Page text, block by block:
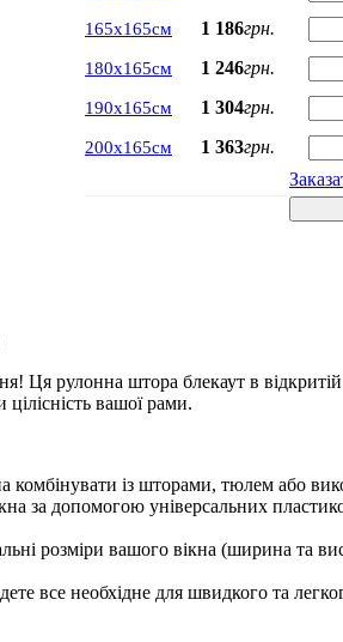
165х165см 1 186грн.
180х165см 1 246грн.
190х165см 1 304грн.
200х165см 1 363грн.
Ця рулонна штора блекаут в
вашої рами.
комбінувати із шторами, тюлем або
за допомогою універсальних
розміри вашого вікна (ширина та
все необхідне для швидкого та